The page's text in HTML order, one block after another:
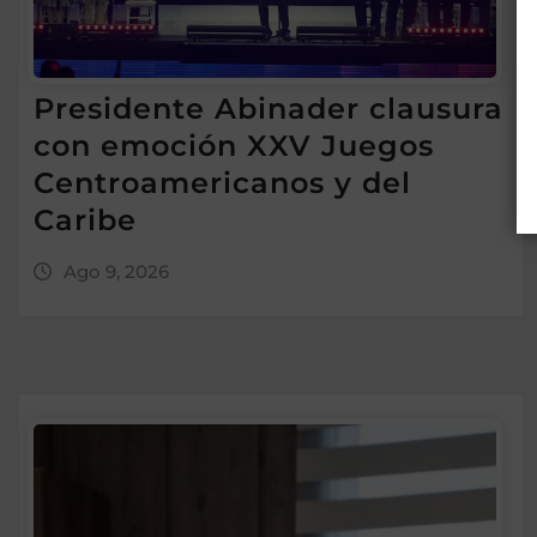
Presidente Abinader clausura
con emoción XXV Juegos
Centroamericanos y del
Caribe
Ago 9, 2026